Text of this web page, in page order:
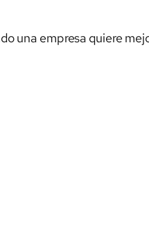
una empresa quiere